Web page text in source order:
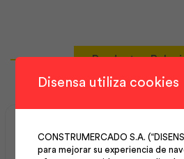
Productos
Disensa utiliza cookies
CONSTRUMERCADO S.A.
para mejorar su experiencia de